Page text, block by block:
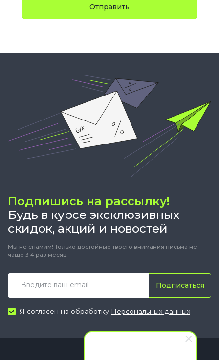
Отправить
Подпишись на рассылку!
Будь в курсе эксклюзивных
скидок, акций и новостей
Мы не спамим! Только достойные твоего внимания письма не
чаще 3-4 раз месяц.
Подписаться
Я согласен на обработку Персональных данных